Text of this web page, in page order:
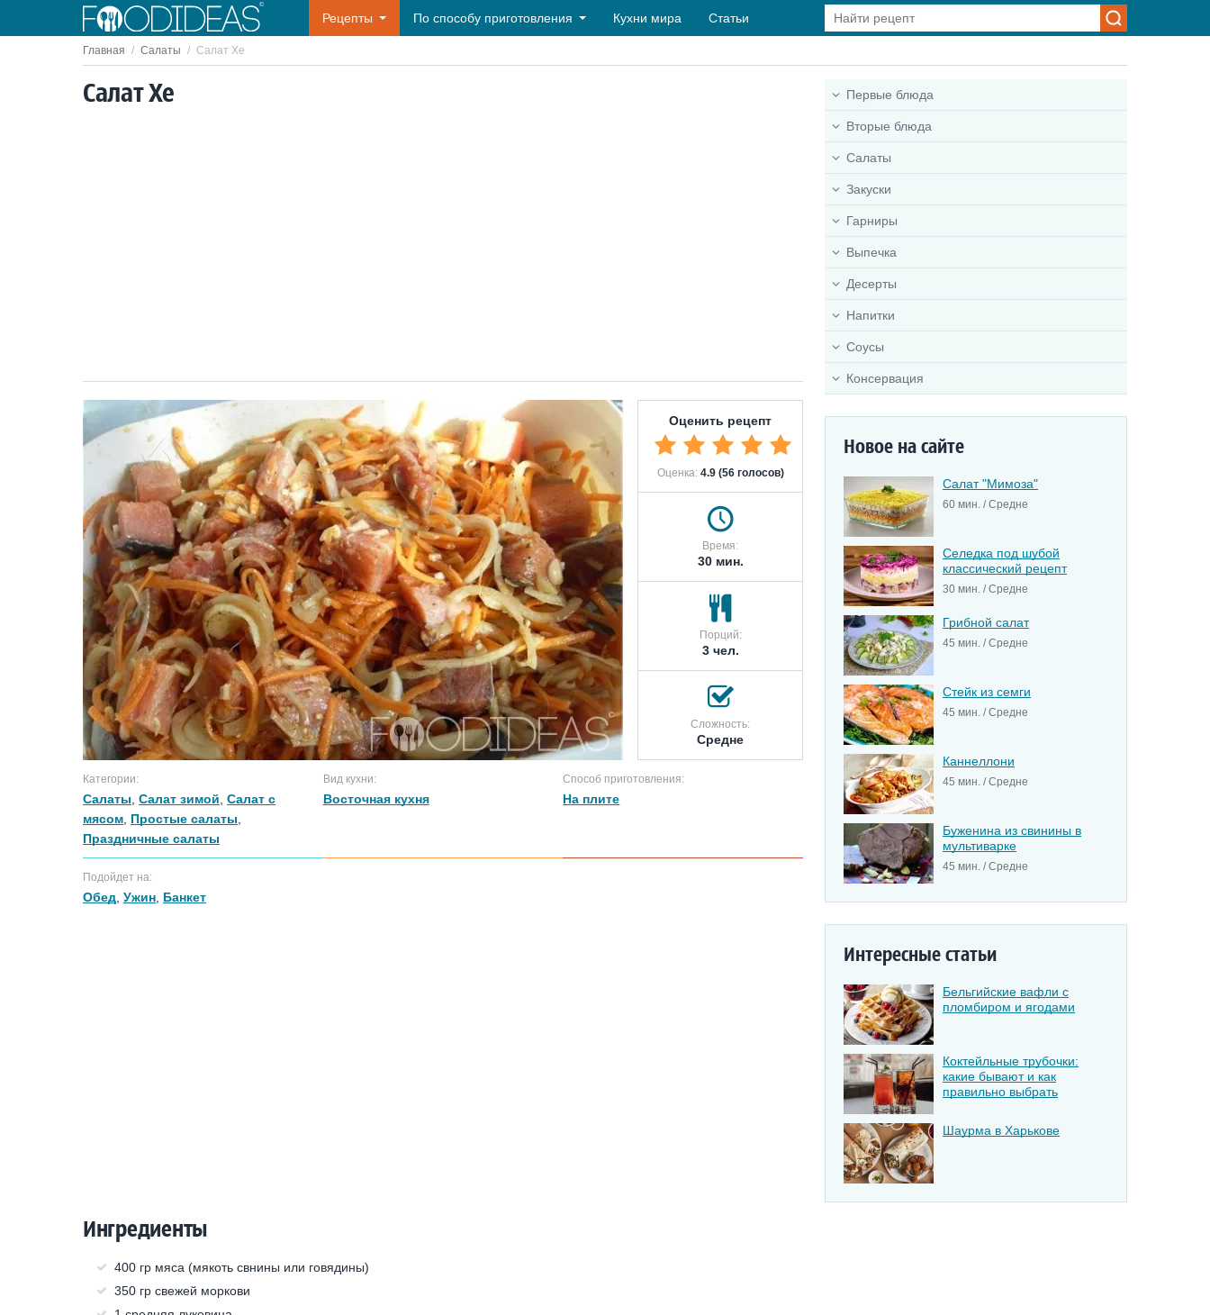
Рецепты По способу приготовления Кухни мира Статьи
Главная / Салаты / Салат Хе
Салат Хе
Оценить рецепт
Оценка: 4.9 (56 голосов)
Время:
30 мин.
Порций:
3 чел.
Сложность:
Средне
Категории:
Салаты Салат зимой Салат с
мясом Простые салаты
Праздничные салаты
Вид кухни:
Восточная кухня
Способ приготовления:
На плите
Подойдет на:
Обед Ужин Банкет
Ингредиенты
400 гр мяса (мякоть свнины или говядины)
350 гр свежей моркови
Первые блюда
Вторые блюда
Салаты
Закуски
Гарниры
Выпечка
Десерты
Напитки
Соусы
Консервация
Новое на сайте
Салат "Мимоза"
60 мин. / Средне
Селедка под шубой
классический рецепт
30 мин. / Средне
Грибной салат
45 мин. / Средне
Стейк из семги
45 мин. / Средне
Каннеллони
45 мин. / Средне
Буженина из свинины в
мультиварке
45 мин. / Средне
Интересные статьи
Бельгийские вафли с
пломбиром и ягодами
Коктейльные трубочки:
какие бывают и как
правильно выбрать
Шаурма в Харькове